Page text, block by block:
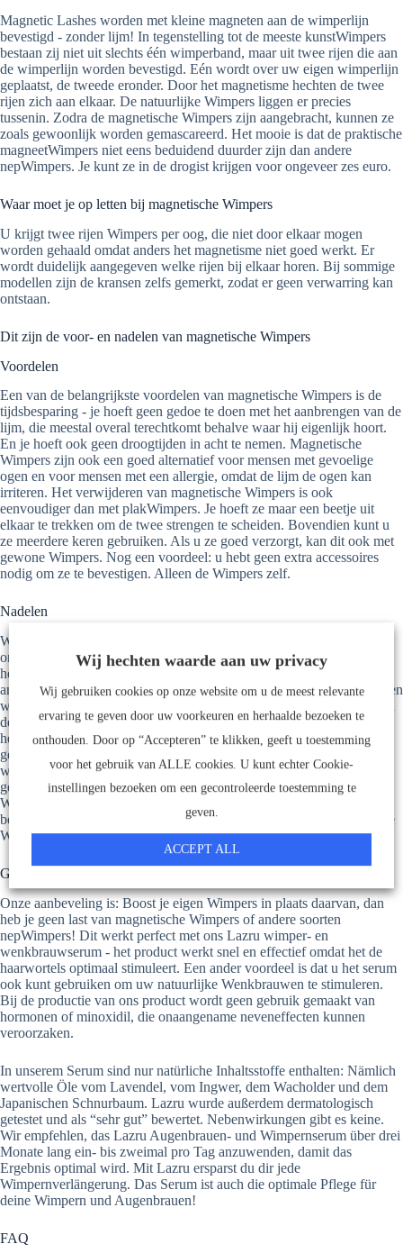
Magnetic Lashes worden met kleine magneten aan de wimperlijn
bevestigd - zonder lijm! In tegenstelling tot de meeste kunstWimpers
bestaan zij niet uit slechts één wimperband, maar uit twee rijen die aan
de wimperlijn worden bevestigd. Eén wordt over uw eigen wimperlijn
geplaatst, de tweede eronder. Door het magnetisme hechten de twee
rijen zich aan elkaar. De natuurlijke Wimpers liggen er precies
tussenin. Zodra de magnetische Wimpers zijn aangebracht, kunnen ze
zoals gewoonlijk worden gemascareerd. Het mooie is dat de praktische
magneetWimpers niet eens beduidend duurder zijn dan andere
nepWimpers. Je kunt ze in de drogist krijgen voor ongeveer zes euro.
Waar moet je op letten bij magnetische Wimpers
U krijgt twee rijen Wimpers per oog, die niet door elkaar mogen
worden gehaald omdat anders het magnetisme niet goed werkt. Er
wordt duidelijk aangegeven welke rijen bij elkaar horen. Bij sommige
modellen zijn de kransen zelfs gemerkt, zodat er geen verwarring kan
ontstaan.
Dit zijn de voor- en nadelen van magnetische Wimpers
Voordelen
Een van de belangrijkste voordelen van magnetische Wimpers is de
tijdsbesparing - je hoeft geen gedoe te doen met het aanbrengen van de
lijm, die meestal overal terechtkomt behalve waar hij eigenlijk hoort.
En je hoeft ook geen droogtijden in acht te nemen. Magnetische
Wimpers zijn ook een goed alternatief voor mensen met gevoelige
ogen en voor mensen met een allergie, omdat de lijm de ogen kan
irriteren. Het verwijderen van magnetische Wimpers is ook
eenvoudiger dan met plakWimpers. Je hoeft ze maar een beetje uit
elkaar te trekken om de twee strengen te scheiden. Bovendien kunt u
ze meerdere keren gebruiken. Als u ze goed verzorgt, kan dit ook met
gewone Wimpers. Nog een voordeel: u hebt geen extra accessoires
nodig om ze te bevestigen. Alleen de Wimpers zelf.
Nadelen
Wat op den duur erg vervelend kan zijn? Aangezien een rij Wimpers
onder de eigen wimperlijn wordt bevestigd, bevindt deze zich vaak in
het gezichtsveld van de drager. Dit doet afbreuk aan het uiterlijk. Een
ander probleem kan zijn dat de kunstwimperlijn te kort is voor de eigen
wimperlijn van de drager - met andere woorden, de echte Wimpers en
de magnetische Wimpers passen gewoon niet bij elkaar. Bovendien is
het niet zo gemakkelijk om de magneten te verbergen. Dit is iets
gemakkelijker met zelfklevende Wimpers, omdat de lijm onzichtbaar
wordt zodra hij is opgedroogd. Bij magnetische Wimpers kan het
gemakkelijk gebeuren dat de magneet in beeld komt, vooral als de
Wimpers niet dicht genoeg bij de natuurlijke wimperlijn zitten. Een
bezoek aan het zwembad of de sauna werkt ook niet met magnetische
Wimpers, omdat ze gemakkelijk kunnen verschuiven.
Geef je natuurlijke Wimpers een boost met Lazru!
Onze aanbeveling is: Boost je eigen Wimpers in plaats daarvan, dan
heb je geen last van magnetische Wimpers of andere soorten
nepWimpers! Dit werkt perfect met ons Lazru wimper- en
wenkbrauwserum - het product werkt snel en effectief omdat het de
haarwortels optimaal stimuleert. Een ander voordeel is dat u het serum
ook kunt gebruiken om uw natuurlijke Wenkbrauwen te stimuleren.
Bij de productie van ons product wordt geen gebruik gemaakt van
hormonen of minoxidil, die onaangename neveneffecten kunnen
veroorzaken.
In unserem Serum sind nur natürliche Inhaltsstoffe enthalten: Nämlich
wertvolle Öle vom Lavendel, vom Ingwer, dem Wacholder und dem
Japanischen Schnurbaum. Lazru wurde außerdem dermatologisch
getestet und als “sehr gut” bewertet. Nebenwirkungen gibt es keine.
Wir empfehlen, das Lazru Augenbrauen- und Wimpernserum über drei
Monate lang ein- bis zweimal pro Tag anzuwenden, damit das
Ergebnis optimal wird. Mit Lazru ersparst du dir jede
Wimpernverlängerung. Das Serum ist auch die optimale Pflege für
deine Wimpern und Augenbrauen!
FAQ
Wij hechten waarde aan uw privacy
Wij gebruiken cookies op onze website om u de meest relevante
ervaring te geven door uw voorkeuren en herhaalde bezoeken te
onthouden. Door op “Accepteren” te klikken, geeft u toestemming
voor het gebruik van ALLE cookies. U kunt echter Cookie-
instellingen bezoeken om een gecontroleerde toestemming te
geven.
ACCEPT ALL